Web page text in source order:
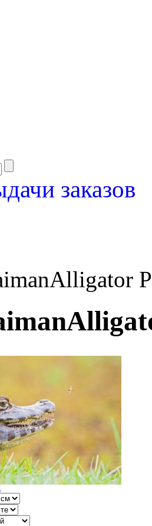
заказов